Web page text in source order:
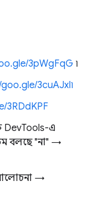
3pWgFqG ৷
goo.gle/3cuAJxl৷
3RDdKPF
DevTools-এ
বলছে "না" →
আলোচনা →